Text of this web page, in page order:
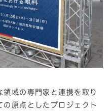
域の専門家と連携を取り
原点としたプロジェクト